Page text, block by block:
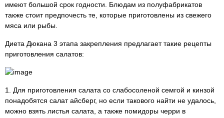
имеют большой срок годности. Блюдам из полуфабрикатов
также стоит предпочесть те, которые приготовлены из свежего
мяса или рыбы.
Диета Дюкана 3 этапа закрепления предлагает такие рецепты
приготовления салатов:
1. Для приготовления салата со слабосоленой семгой и кинзой
понадобятся салат айсберг, но если такового найти не удалось,
можно взять листья салата, а также помидоры черри в